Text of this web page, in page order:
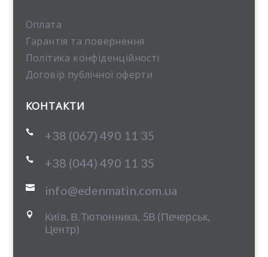
Оплата
Гарантія та повернення
Політика конфіденційності
Договір публічної оферти
КОНТАКТИ
 +38 (067) 490 11 35
 +38 (044) 490 11 35
 info@edenmatin.com.ua

Київ, В.Тютюнника, 5В (Печерськ,
Центр)